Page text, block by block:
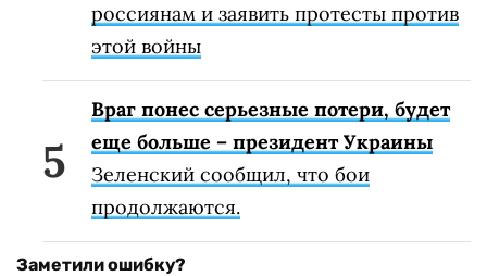
россиянам и заявить протесты против
этой войны
Враг понес серьезные потери, будет
еще больше – президент Украины
Зеленский сообщил, что бои
продолжаются.
Заметили ошибку?